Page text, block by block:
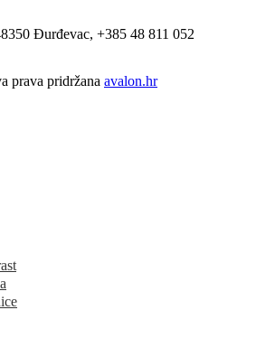
Đurđevac, +385 48 811 052
prava pridržana avalon.hr